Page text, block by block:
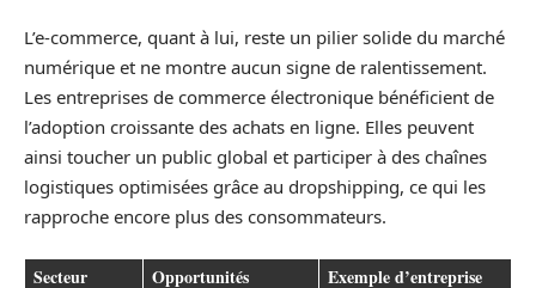
L’e-commerce, quant à lui, reste un pilier solide du marché
numérique et ne montre aucun signe de ralentissement.
Les entreprises de commerce électronique bénéficient de
l’adoption croissante des achats en ligne. Elles peuvent
ainsi toucher un public global et participer à des chaînes
logistiques optimisées grâce au dropshipping, ce qui les
rapproche encore plus des consommateurs.
Secteur Opportunités Exemple d’entreprise